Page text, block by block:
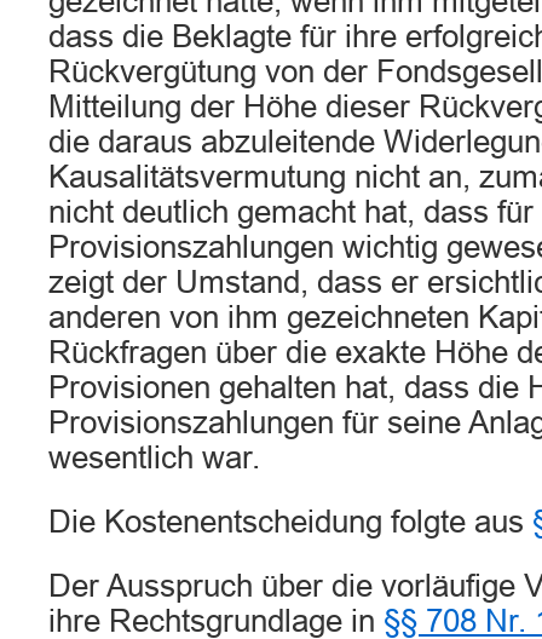
dass die Beklagte für ihre
Rückvergütung von der
Mitteilung der Höhe dieser
die daraus abzuleitende
Kausalitätsvermutung nicht an,
nicht deutlich gemacht hat, dass
Provisionszahlungen wichtig
zeigt der Umstand, dass er
anderen von ihm gezeichneten
Rückfragen über die exakte Höhe
Provisionen gehalten hat, dass die
Provisionszahlungen für seine
wesentlich war.
Die Kostenentscheidung folgte aus
Der Ausspruch über die vorläufige
ihre Rechtsgrundlage in §§ 708 Nr.